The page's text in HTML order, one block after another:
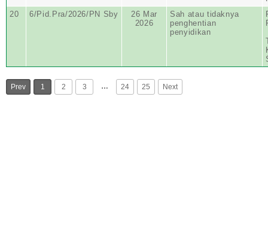
20
6/Pid.Pra/2026/PN Sby
26 Mar
2026
Sah atau tidaknya
penghentian
penyidikan
Prev 1 2 3 … 24 25 Next